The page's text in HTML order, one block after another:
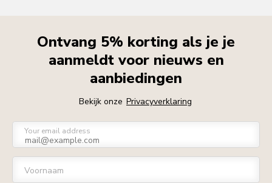
Ontvang 5% korting als je je
aanmeldt voor nieuws en
aanbiedingen
Bekijk onze Privacyverklaring
Your email address
Voornaam